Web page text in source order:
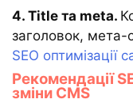
4. Title та meta.
заголовок,
SEO оптимізації
Рекомендації
зміни CMS